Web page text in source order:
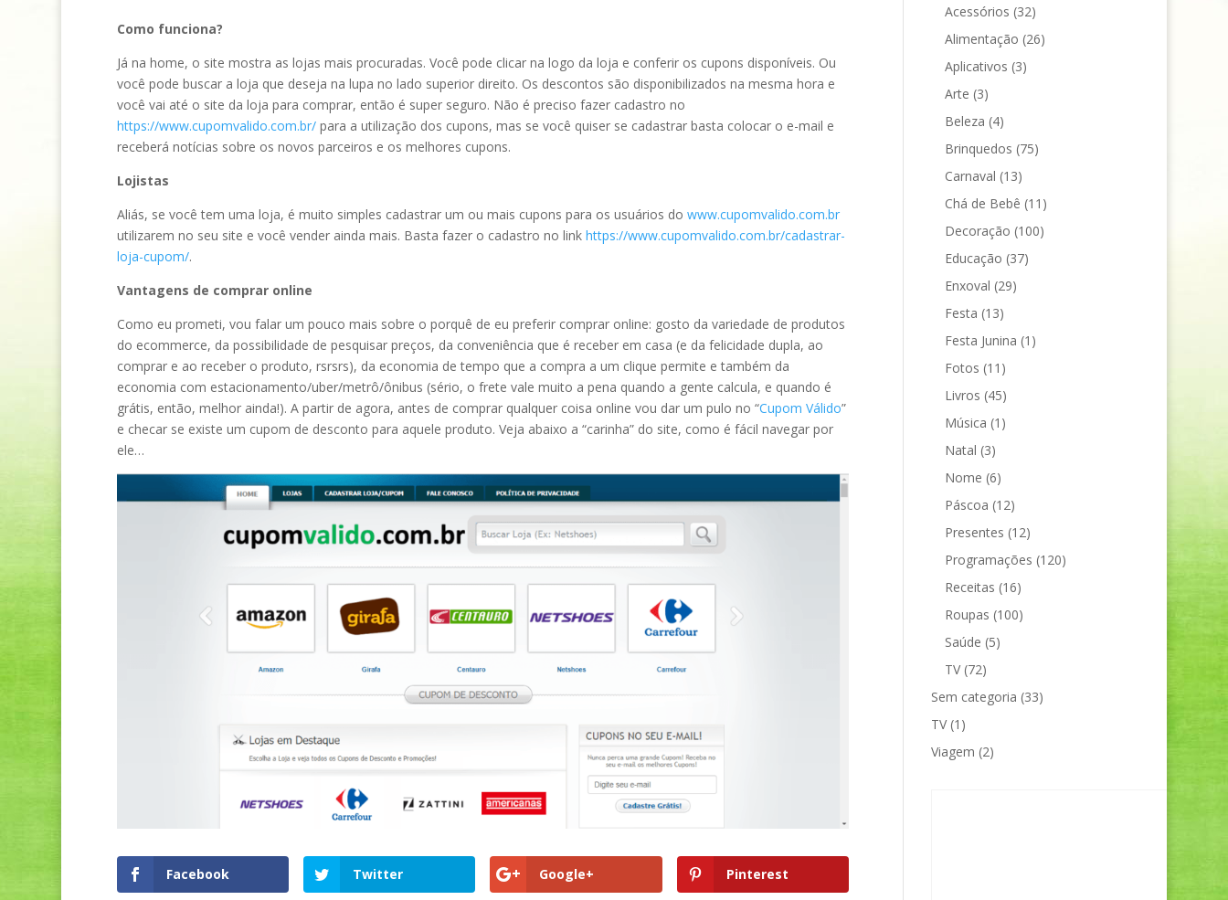
Como funciona?
Já na home, o site mostra as lojas mais procuradas. Você pode clicar na logo da loja e conferir os cupons disponíveis. Ou
você pode buscar a loja que deseja na lupa no lado superior direito. Os descontos são disponibilizados na mesma hora e
você vai até o site da loja para comprar, então é super seguro. Não é preciso fazer cadastro no
https://www.cupomvalido.com.br/para a utilização dos cupons, mas se você quiser se cadastrar basta colocar o e-mail e
receberá notícias sobre os novos parceiros e os melhores cupons.
Lojistas
Aliás, se você tem uma loja, é muito simples cadastrar um ou mais cupons para os usuários do www.cupomvalido.com.br
utilizarem no seu site e você vender ainda mais. Basta fazer o cadastro no link https://www.cupomvalido.com.br/cadastrar-
loja-cupom/.
Vantagens de comprar online
Como eu prometi, vou falar um pouco mais sobre o porquê de eu preferir comprar online: gosto da variedade de produtos
do ecommerce, da possibilidade de pesquisar preços, da conveniência que é receber em casa (e da felicidade dupla, ao
comprar e ao receber o produto, rsrsrs), da economia de tempo que a compra a um clique permite e também da
economia com estacionamento/uber/metrô/ônibus (sério, o frete vale muito a pena quando a gente calcula, e quando é
grátis, então, melhor ainda!). A partir de agora, antes de comprar qualquer coisa online vou dar um pulo no “Cupom Válido”
e checar se existe um cupom de desconto para aquele produto. Veja abaixo a “carinha” do site, como é fácil navegar por
ele…
Facebook Twitter Google+ Pinterest
Acessórios (32)
Alimentação (26)
Aplicativos (3)
Arte (3)
Beleza (4)
Brinquedos (75)
Carnaval (13)
Chá de Bebê (11)
Decoração (100)
Educação (37)
Enxoval (29)
Festa (13)
Festa Junina (1)
Fotos (11)
Livros (45)
Música (1)
Natal (3)
Nome (6)
Páscoa (12)
Presentes (12)
Programações (120)
Receitas (16)
Roupas (100)
Saúde (5)
TV(72)
Sem categoria (33)
TV(1)
Viagem (2)